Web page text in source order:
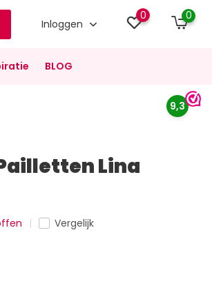
Inloggen
0 0
BLOG
9,3
Lina
Vergelijk